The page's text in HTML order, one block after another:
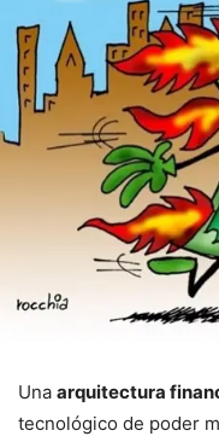
Una arquitectura
tecnológico de poder